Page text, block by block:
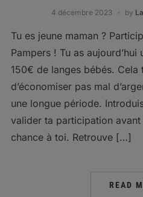
4 décembre 2023 by
Tu es jeune maman ?
Pampers ! Tu as
150€ de langes bébés. Cela
d’économiser pas mal
une longue période.
valider ta participation
chance à toi. Retrouve […]
READ